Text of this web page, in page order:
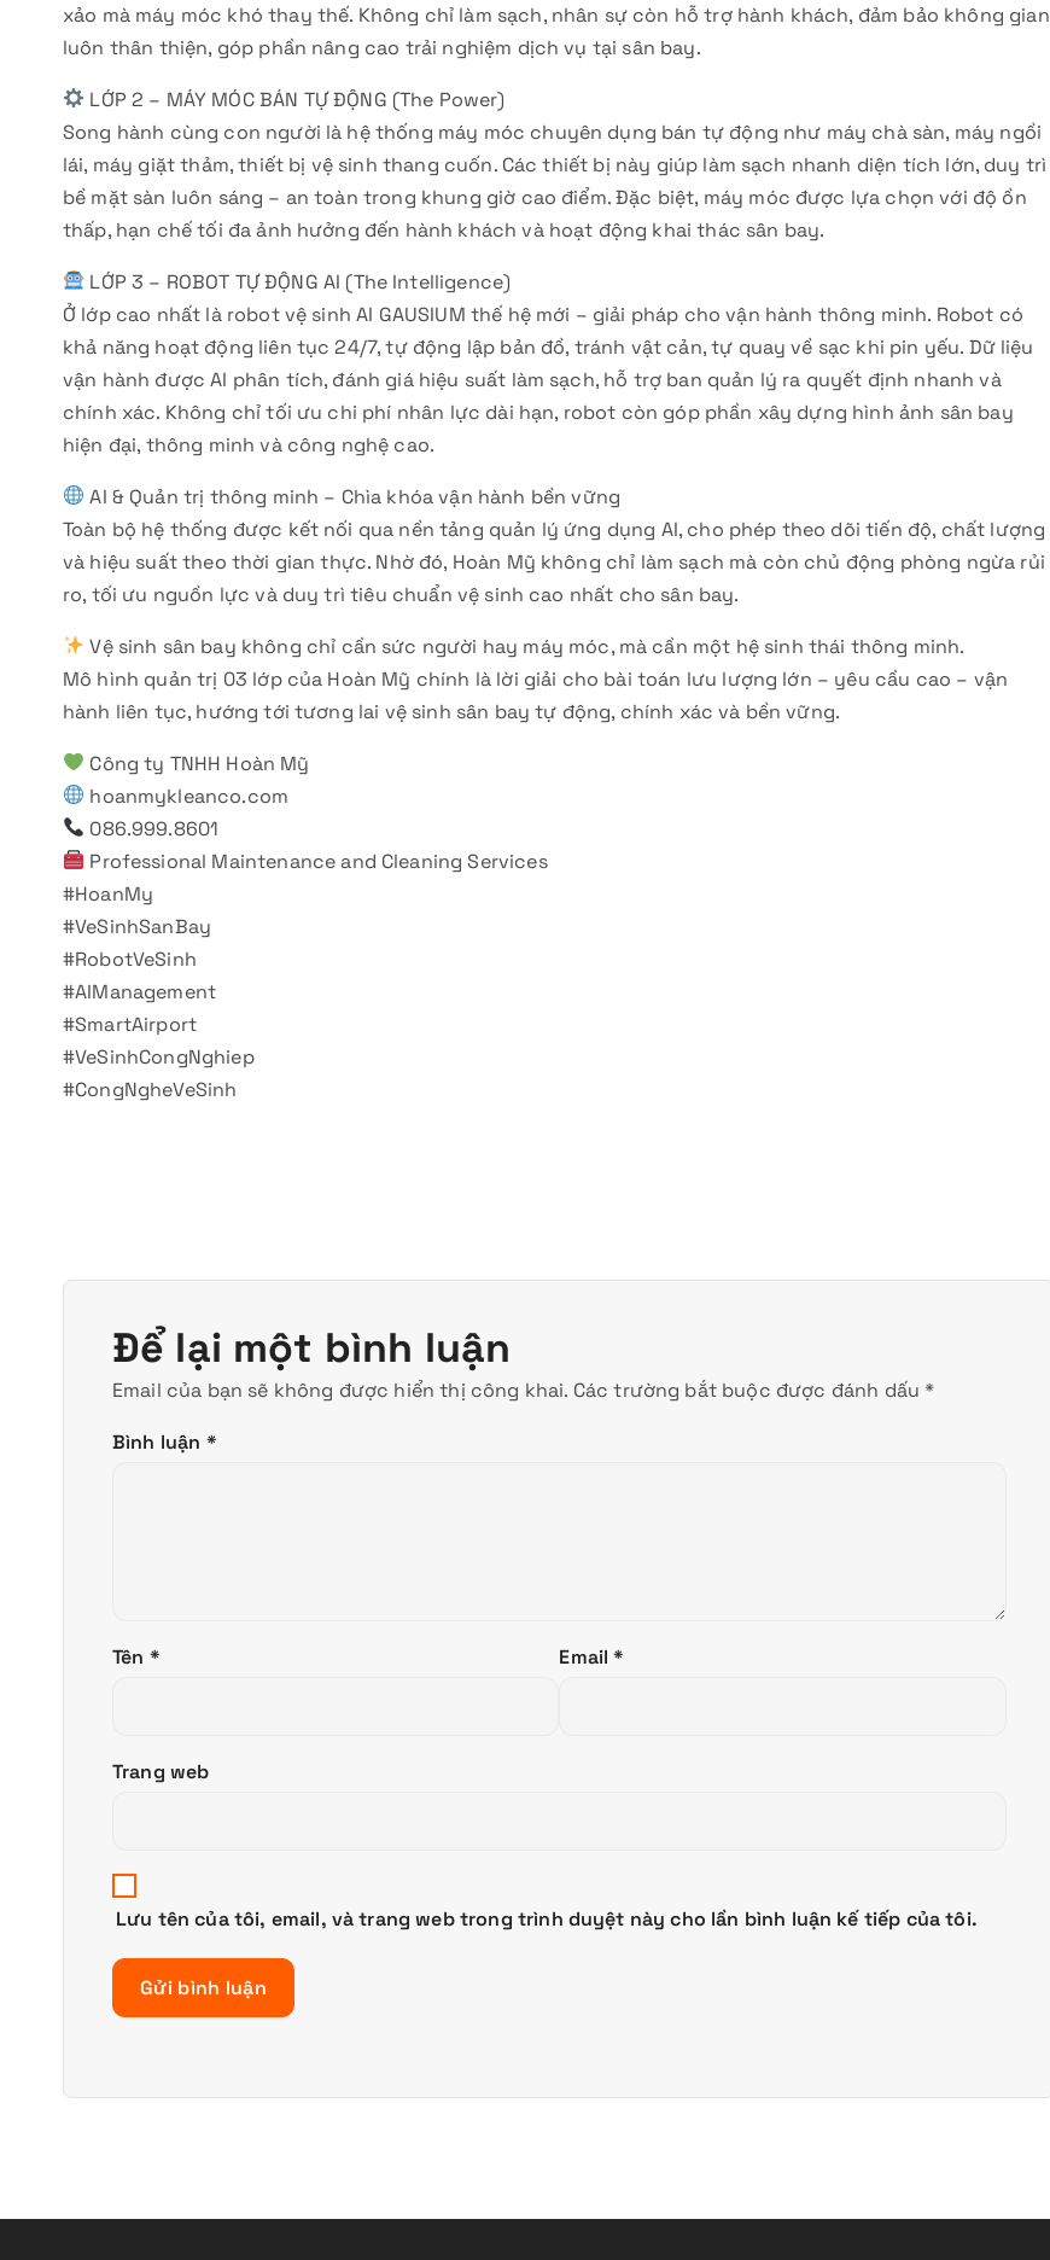
xảo mà máy móc khó thay thế. Không chỉ làm sạch, nhân sự còn hỗ trợ hành khách, đảm bảo không gian
luôn thân thiện, góp phần nâng cao trải nghiệm dịch vụ tại sân bay.
LỚP 2 – MÁY MÓC BÁN TỰ ĐỘNG (The Power)
Song hành cùng con người là hệ thống máy móc chuyên dụng bán tự động như máy chà sàn, máy ngồi
lái, máy giặt thảm, thiết bị vệ sinh thang cuốn. Các thiết bị này giúp làm sạch nhanh diện tích lớn, duy trì
bề mặt sàn luôn sáng – an toàn trong khung giờ cao điểm. Đặc biệt, máy móc được lựa chọn với độ ồn
thấp, hạn chế tối đa ảnh hưởng đến hành khách và hoạt động khai thác sân bay.
LỚP 3 – ROBOT TỰ ĐỘNG AI (The Intelligence)
Ở lớp cao nhất là robot vệ sinh AI GAUSIUM thế hệ mới – giải pháp cho vận hành thông minh. Robot có
khả năng hoạt động liên tục 24/7, tự động lập bản đồ, tránh vật cản, tự quay về sạc khi pin yếu. Dữ liệu
vận hành được AI phân tích, đánh giá hiệu suất làm sạch, hỗ trợ ban quản lý ra quyết định nhanh và
chính xác. Không chỉ tối ưu chi phí nhân lực dài hạn, robot còn góp phần xây dựng hình ảnh sân bay
hiện đại, thông minh và công nghệ cao.
AI & Quản trị thông minh – Chìa khóa vận hành bền vững
Toàn bộ hệ thống được kết nối qua nền tảng quản lý ứng dụng AI, cho phép theo dõi tiến độ, chất lượng
và hiệu suất theo thời gian thực. Nhờ đó, Hoàn Mỹ không chỉ làm sạch mà còn chủ động phòng ngừa rủi
ro, tối ưu nguồn lực và duy trì tiêu chuẩn vệ sinh cao nhất cho sân bay.
Vệ sinh sân bay không chỉ cần sức người hay máy móc, mà cần một hệ sinh thái thông minh.
Mô hình quản trị 03 lớp của Hoàn Mỹ chính là lời giải cho bài toán lưu lượng lớn – yêu cầu cao – vận
hành liên tục, hướng tới tương lai vệ sinh sân bay tự động, chính xác và bền vững.
Công ty TNHH Hoàn Mỹ
hoanmykleanco.com
086.999.8601
Professional Maintenance and Cleaning Services
#HoanMy
#VeSinhSanBay
#RobotVeSinh
#AIManagement
#SmartAirport
#VeSinhCongNghiep
#CongNgheVeSinh
Để lại một bình luận
Email của bạn sẽ không được hiển thị công khai. Các trường bắt buộc được đánh dấu*
Bình luận *
Tên * Email*
Trang web
Lưu tên của tôi, email, và trang web trong trình duyệt này cho lần bình luận kế tiếp của tôi.